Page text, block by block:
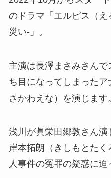
のドラマ「 エルピス（え
災い-」。
主演は長澤まさみさん
ち目になってしまった
さかわえな）を演じます
浅川が眞栄田郷敦さん演
岸本拓朗（きしもとたく
人事件の冤罪の疑惑に迫